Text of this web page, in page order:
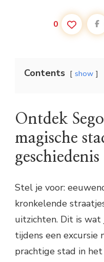
0
Contents show
Ontdek
magische
geschiedenis
Stel je voor:
kronkelende
uitzichten. Dit is
tijdens een excursie
prachtige stad in het